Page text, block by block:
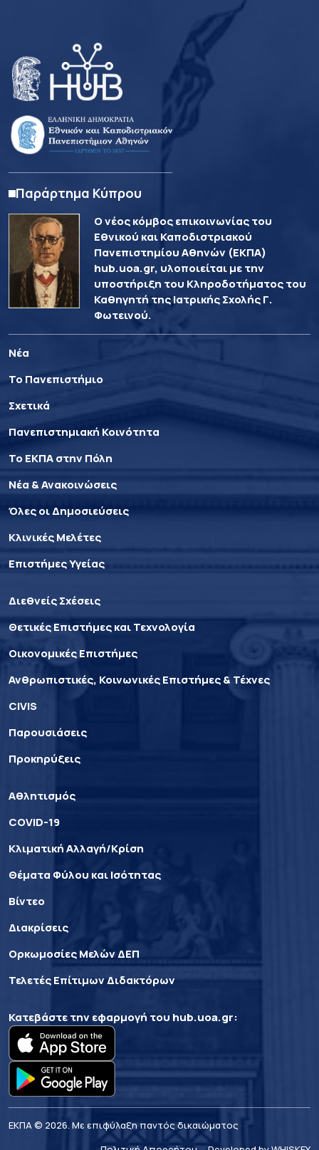
Παράρτημα Κύπρου
Ο νέος κόμβος επικοινωνίας του
Εθνικού και Καποδιστριακού
Πανεπιστημίου Αθηνών (ΕΚΠΑ)
hub.uoa.gr, υλοποιείται με την
υποστήριξη του Κληροδοτήματος του
Καθηγητή της Ιατρικής Σχολής Γ.
Φωτεινού.
Νέα
Το Πανεπιστήμιο
Σχετικά
Πανεπιστημιακή Κοινότητα
Το ΕΚΠΑ στην Πόλη
Νέα & Ανακοινώσεις
Όλες οι Δημοσιεύσεις
Κλινικές Μελέτες
Επιστήμες Υγείας
Διεθνείς Σχέσεις
Θετικές Επιστήμες και Τεχνολογία
Οικονομικές Επιστήμες
Ανθρωπιστικές, Κοινωνικές Επιστήμες & Τέχνες
CIVIS
Παρουσιάσεις
Προκηρύξεις
Αθλητισμός
COVID-19
Κλιματική Αλλαγή/Κρίση
Θέματα Φύλου και Ισότητας
Βίντεο
Διακρίσεις
Ορκωμοσίες Μελών ΔΕΠ
Τελετές Επίτιμων Διδακτόρων
Κατεβάστε την εφαρμογή του hub.uoa.gr:
ΕΚΠΑ © 2026. Με επιφύλαξη παντός δικαιώματος